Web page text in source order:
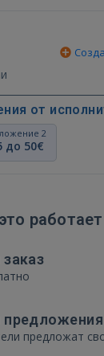
от
2
до 50€
работает
предложения
предложат